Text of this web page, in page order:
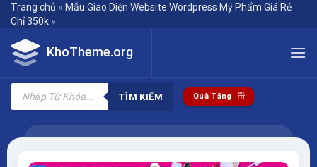
Skip
content
Trang chủ » Mẫu Giao Diện Website Wordpress Mỹ Phẩm Giá Rẻ
Chỉ 350k »
KhoTheme.org
Tìm
kiếm
phẩm
TÌM KIẾM Quà Tặng